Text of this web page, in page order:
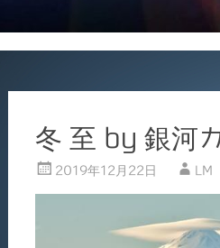
冬 至 by 銀河
2019年12月22日 LM